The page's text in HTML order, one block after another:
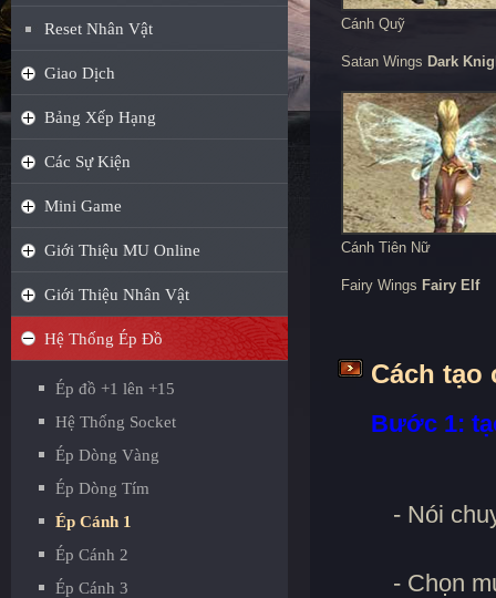
Reset Nhân Vật
Giao Dịch
Bảng Xếp Hạng
Các Sự Kiện
Mini Game
Giới Thiệu MU Online
Giới Thiệu Nhân Vật
Hệ Thống Ép Đồ
Ép đồ +1 lên +15
Hệ Thống Socket
Ép Dòng Vàng
Ép Dòng Tím
Ép Cánh 1
Ép Cánh 2
Ép Cánh 3
Cánh Quỹ
Satan Wings Dark
Cánh Tiên Nữ
Fairy Wings Fairy Elf
Cách tạo
Bước 1:
- Nói
- Chọn